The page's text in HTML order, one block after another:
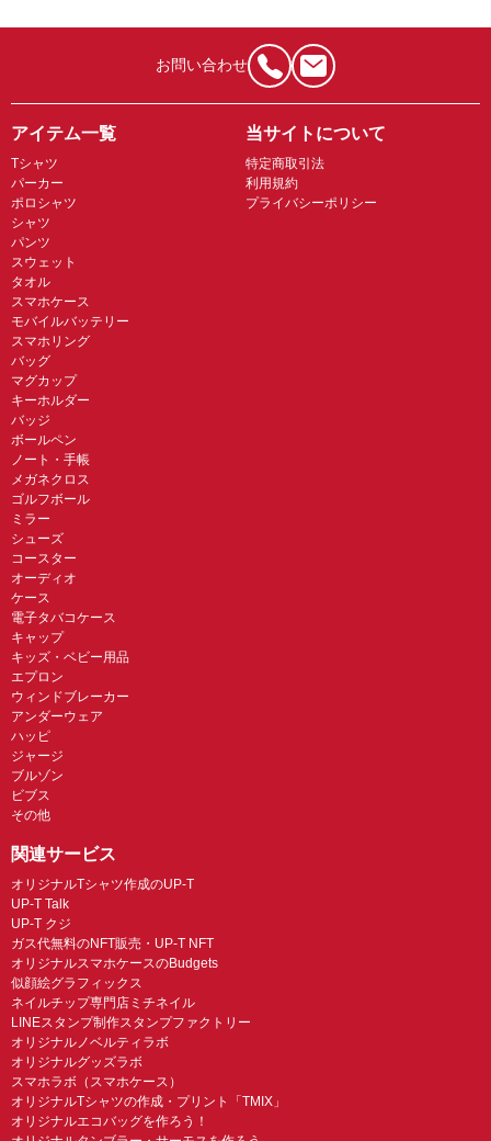
お問い合わせ
アイテム一覧
Tシャツ
パーカー
ポロシャツ
シャツ
パンツ
スウェット
タオル
スマホケース
モバイルバッテリー
スマホリング
バッグ
マグカップ
キーホルダー
バッジ
ボールペン
ノート・手帳
メガネクロス
ゴルフボール
ミラー
シューズ
コースター
オーディオ
ケース
電子タバコケース
キャップ
キッズ・ベビー用品
エプロン
ウィンドブレーカー
アンダーウェア
ハッピ
ジャージ
ブルゾン
ビブス
その他
当サイトについて
特定商取引法
利用規約
プライバシーポリシー
関連サービス
オリジナルTシャツ作成のUP-T
UP-T Talk
UP-T クジ
ガス代無料のNFT販売・UP-T NFT
オリジナルスマホケースのBudgets
似顔絵グラフィックス
ネイルチップ専門店ミチネイル
LINEスタンプ制作スタンプファクトリー
オリジナルノベルティラボ
オリジナルグッズラボ
スマホラボ（スマホケース）
オリジナルTシャツの作成・プリント「TMIX」
オリジナルエコバッグを作ろう！